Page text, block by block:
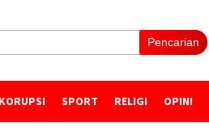
Pencarian
KORUPSI SPORT RELIGI OPINI